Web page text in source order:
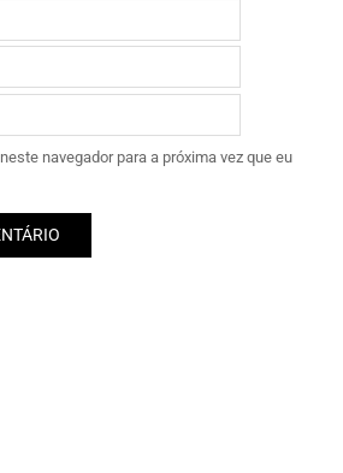
navegador para a próxima vez que eu